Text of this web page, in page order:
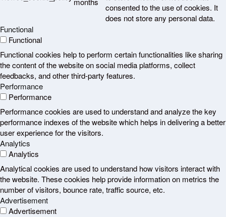
consented to the use of cookies. It
does not store any personal data.
Functional
Functional
Functional cookies help to perform certain functionalities like sharing
the content of the website on social media platforms, collect
feedbacks, and other third-party features.
Performance
Performance
Performance cookies are used to understand and analyze the key
performance indexes of the website which helps in delivering a better
user experience for the visitors.
Analytics
Analytics
Analytical cookies are used to understand how visitors interact with
the website. These cookies help provide information on metrics the
number of visitors, bounce rate, traffic source, etc.
Advertisement
Advertisement